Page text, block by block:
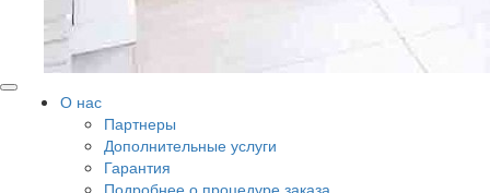
О нас
Партнеры
Дополнительные услуги
Гарантия
Подробнее о процедуре заказа